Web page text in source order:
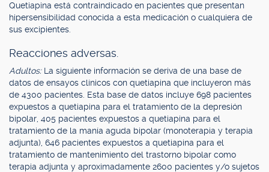
Quetiapina está contraindicado en pacientes que presentan
hipersensibilidad conocida a esta medicación o cualquiera de
sus excipientes.
Reacciones adversas.
Adultos: La siguiente información se deriva de una base de
datos de ensayos clínicos con quetiapina que incluyeron más
de 4300 pacientes. Esta base de datos incluye 698 pacientes
expuestos a quetiapina para el tratamiento de la depresión
bipolar, 405 pacientes expuestos a quetiapina para el
tratamiento de la manía aguda bipolar (monoterapia y terapia
adjunta), 646 pacientes expuestos a quetiapina para el
tratamiento de mantenimiento del trastorno bipolar como
terapia adjunta y aproximadamente 2600 pacientes y/o sujetos